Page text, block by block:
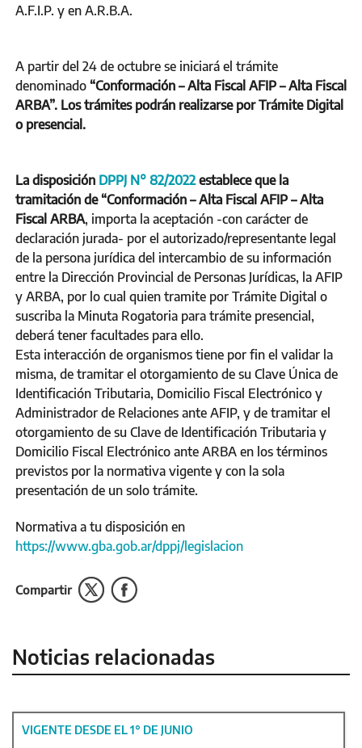
A.F.I.P. y en A.R.B.A.
A partir del 24 de octubre se iniciará el trámite
denominado “Conformación – Alta Fiscal AFIP – Alta Fiscal
ARBA”. Los trámites podrán realizarse por Trámite Digital
o presencial.
La disposición DPPJ N° 82/2022establece que la
tramitación de “Conformación – Alta Fiscal AFIP – Alta
Fiscal ARBA, importa la aceptación -con carácter de
declaración jurada- por el autorizado/representante legal
de la persona jurídica del intercambio de su información
entre la Dirección Provincial de Personas Jurídicas, la AFIP
y ARBA, por lo cual quien tramite por Trámite Digital o
suscriba la Minuta Rogatoria para trámite presencial,
deberá tener facultades para ello.
Esta interacción de organismos tiene por fin el validar la
misma, de tramitar el otorgamiento de su Clave Única de
Identificación Tributaria, Domicilio Fiscal Electrónico y
Administrador de Relaciones ante AFIP, y de tramitar el
otorgamiento de su Clave de Identificación Tributaria y
Domicilio Fiscal Electrónico ante ARBA en los términos
previstos por la normativa vigente y con la sola
presentación de un solo trámite.
Normativa a tu disposición en
https://www.gba.gob.ar/dppj/legislacion
Compartir
Noticias relacionadas
VIGENTE DESDE EL 1° DE JUNIO